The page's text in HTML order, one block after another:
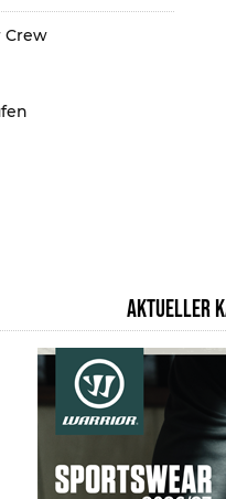
Crew
AKTUELLER